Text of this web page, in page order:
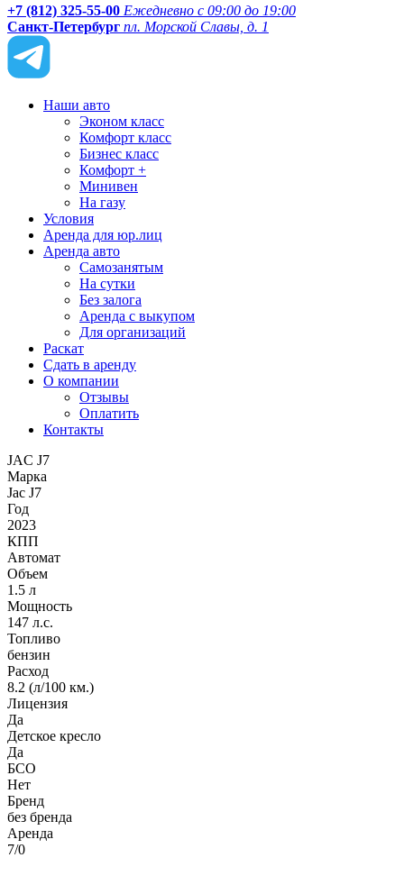
+7 (812) 325-55-00 Ежедневно с 09:00 до 19:00
Санкт-Петербург пл. Морской Славы, д. 1
Наши авто
Эконом класс
Комфорт класс
Бизнес класс
Комфорт +
Минивен
На газу
Условия
Аренда для юр.лиц
Аренда авто
Самозанятым
На сутки
Без залога
Аренда с выкупом
Для организаций
Раскат
Сдать в аренду
О компании
Отзывы
Оплатить
Контакты
JAC J7
Марка
Jac J7
Год
2023
КПП
Автомат
Объем
1.5 л
Мощность
147 л.с.
Топливо
бензин
Расход
8.2 (л/100 км.)
Лицензия
Да
Детское кресло
Да
БСО
Нет
Бренд
без бренда
Аренда
7/0